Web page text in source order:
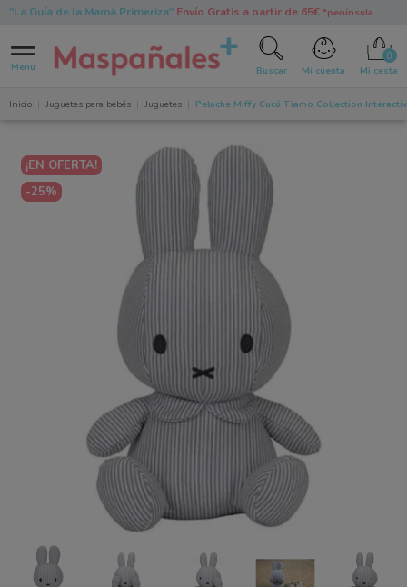
"La Guía de la Mamá Primeriza"Envío Gratis a partir de 65€ *península
Menu Buscar Mi cuenta Mi cesta
Inicio Juguetes para bebés Juguetes Peluche Miffy Cucú Tiamo Collection
¡EN OFERTA!
-25%